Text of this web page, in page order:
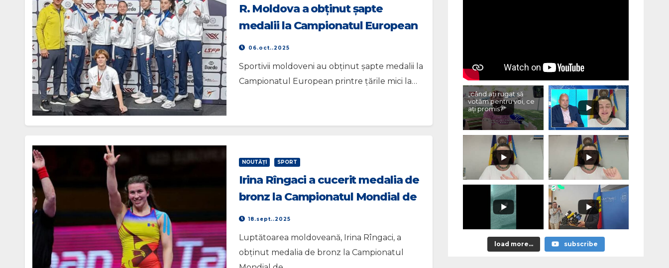
R. Moldova a obținut șapte
medalii la Campionatul European
printre țările mici la taekwondo
06.oct..2025
Sportivii moldoveni au obținut șapte medalii la
Campionatul European printre țările mici la…
NOUTĂŢI SPORT
Irina Rîngaci a cucerit medalia de
bronz la Campionatul Mondial de
lupte
18.sept..2025
Luptătoarea moldoveană, Irina Rîngaci, a
obținut medalia de bronz la Campionatul
„când ați rugat să
votăm pentru voi, ce
ați promis?"
load more... subscribe